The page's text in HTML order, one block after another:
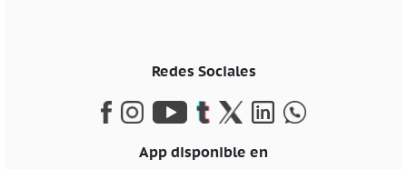
Redes Sociales
App disponible en